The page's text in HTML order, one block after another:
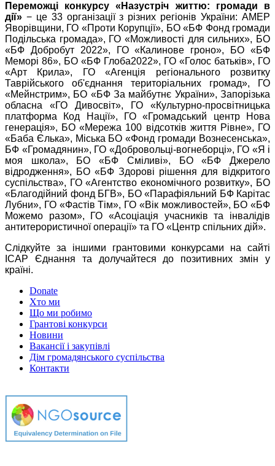
Переможці конкурсу «Назустріч життю: громади в
дії» − це 33 організації з різних регіонів України: АМЕР
Яворівщини, ГО «Проти Корупції», БО «БФ Фонд громади
Подільська громада», ГО «Можливості для сильних», БО
«БФ Добробут 2022», ГО «Калинове гроно», БО «БФ
Меморі 86», БО «БФ Глоба2022», ГО «Голос батьків», ГО
«Арт Крила», ГО «Агенція регіонального розвитку
Таврійського об'єднання територіальних громад», ГО
«Мейнстрим», БО «БФ За майбутнє України», Запорізька
обласна «ГО Дивосвіт», ГО «Культурно-просвітницька
платформа Код Нації», ГО «Громадський центр Нова
генерація», БО «Мережа 100 відсотків життя Рівне», ГО
«Баба Єлька», Міська БО «Фонд громади Вознесенська»,
БФ «Громадянин», ГО «Добровольці-вогнеборці», ГО «Я і
моя школа», БО «БФ Сміливі», БО «БФ Джерело
відродження», БО «БФ Здорові рішення для відкритого
суспільства», ГО «Агентство економічного розвитку», БО
«Благодійний фонд БГВ», БО «Парафіяльний БФ Карітас
Лубни», ГО «Фастів Тім», ГО «Вік можливостей», БО «БФ
Можемо разом», ГО «Асоціація учасників та інвалідів
антитерористичної операції» та ГО «Центр спільних дій».
Слідкуйте за іншими грантовими конкурсами на сайті
ІСАР Єднання та долучайтеся до позитивних змін у
країні.
Donate
Хто ми
Що ми робимо
Грантові конкурси
Новини
Вакансії і закупівлі
Дім громадянського суспільства
Контакти